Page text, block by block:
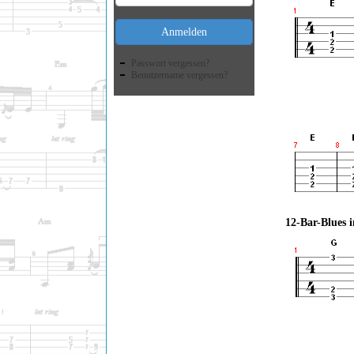
Anmelden
Passwort vergessen?
Benutzername vergessen?
12-Bar-Blues